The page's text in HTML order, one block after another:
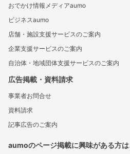
おでかけ情報メディアaumo
ビジネスaumo
店舗・施設支援サービスのご案内
企業支援サービスのご案内
自治体・地域団体支援サービスのご案内
広告掲載・資料請求
事業者お問合せ
資料請求
記事広告のご案内
aumoのページ掲載に興味がある方